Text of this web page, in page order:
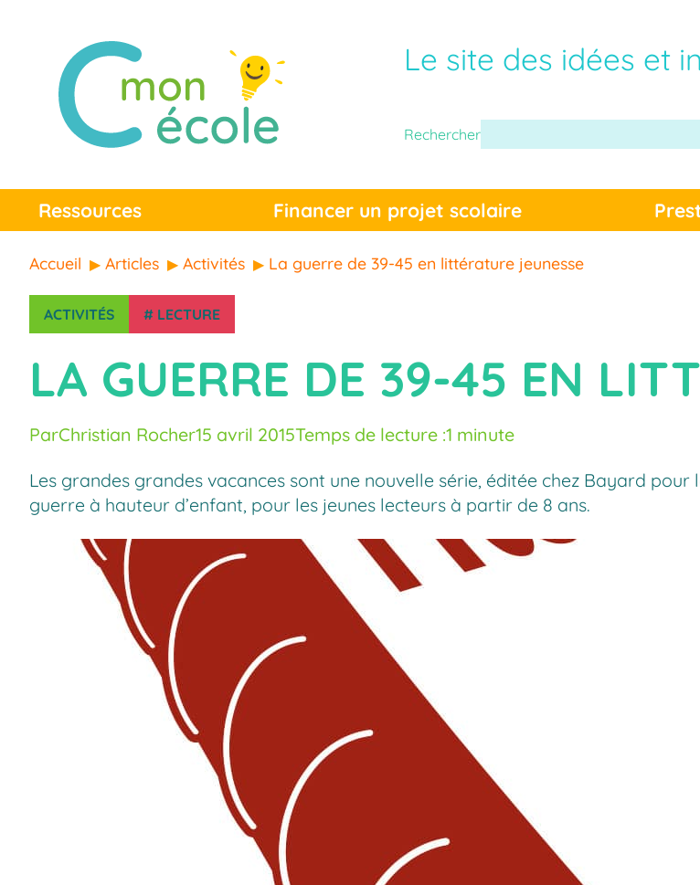
Le site des idées et
Rechercher
Ressources Financer un projet scolaire
Accueil Articles Activités La guerre de 39-45 en littérature jeunesse
ACTIVITÉS # LECTURE
LA GUERRE DE 39-45 EN
ParChristian Rocher15 avril 2015Temps de lecture :1 minute
Les grandes grandes vacances sont une nouvelle série, éditée chez Bayard
guerre à hauteur d’enfant, pour les jeunes lecteurs à partir de 8 ans.